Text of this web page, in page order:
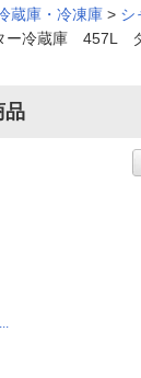
蔵庫・冷凍庫 > シ
ー冷蔵庫 457L
品